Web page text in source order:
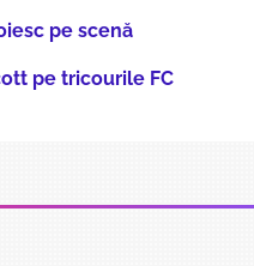
pe scenă
pe tricourile FC